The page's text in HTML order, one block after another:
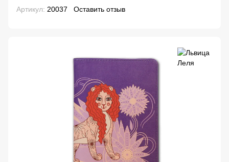
Артикул: 20037 Оставить отзыв